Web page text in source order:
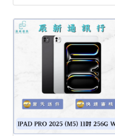
題都歡迎洽群官方LINE
@kjg6280d • 七日鑑賞
內，如商品有問題，請盡
速向我們告知並且協助處
理 • 全新品為原廠保固一
年，中古機店家保固15天
• 店家擁有隨時修改、變
更、暫停活動之權利 下單
前請先私訊和加LINE來
您安排快速審核及回報審